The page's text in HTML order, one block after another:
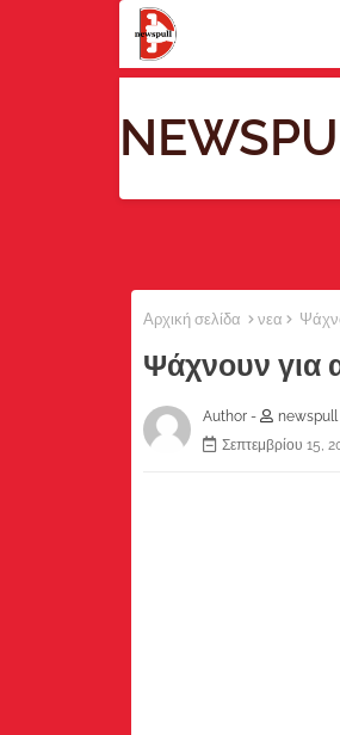
Αρχική σελίδα νεα
Ψάχνουν για
Author -
newspull
Σεπτεμβρίου 15,